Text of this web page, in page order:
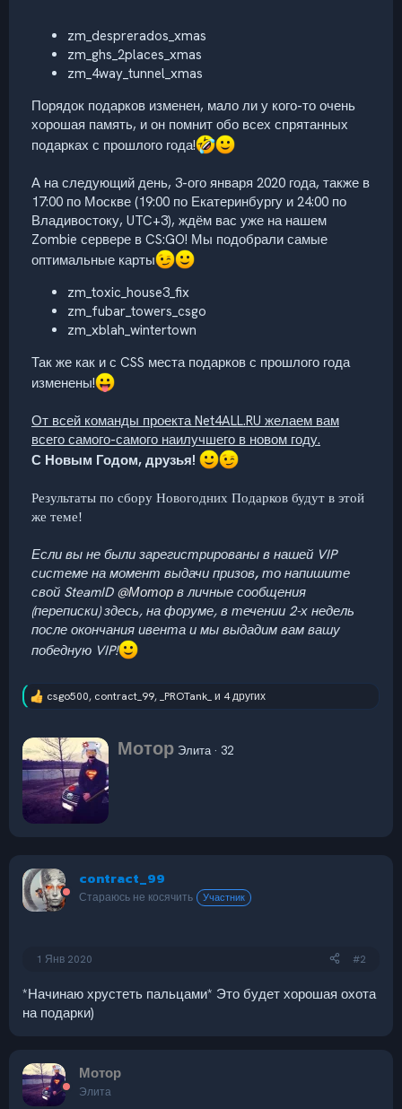
zm_desprerados_xmas
zm_ghs_2places_xmas
zm_4way_tunnel_xmas
Порядок подарков изменен, мало ли у кого-то очень
хорошая память, и он помнит обо всех спрятанных
подарках с прошлого года!
А на следующий день, 3-ого января 2020 года, также в
17:00 по Москве (19:00 по Екатеринбургу и 24:00 по
Владивостоку, UTC+3), ждём вас уже на нашем
Zombie сервере в CS:GO! Мы подобрали самые
оптимальные карты
zm_toxic_house3_fix
zm_fubar_towers_csgo
zm_xblah_wintertown
Так же как и с CSS места подарков с прошлого года
изменены!
От всей команды проекта Net4ALL.RU желаем вам
всего самого-самого наилучшего в новом году.
С Новым Годом, друзья!
Результаты по сбору Новогодних Подарков будут в этой
же теме!
Если вы не были зарегистрированы в нашей VIP
системе на момент выдачи призов, то напишите
свой SteamID @Мотор в личные сообщения
(переписки) здесь, на форуме, в течении 2-х недель
после окончания ивента и мы выдадим вам вашу
победную VIP!
Р
к
ц
и
и
:
csgo500, contract_99,_PROTank_и 4 других
А
вМотор Элита · 32
contract_99
Стараюсь не косячить Участник
1 Янв 2020 #2
*Начинаю хрустеть пальцами* Это будет хорошая охота
на подарки)
Мотор
Элита